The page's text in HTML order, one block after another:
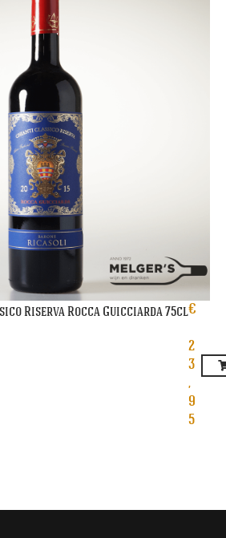
Riserva Rocca Guicciarda 75cl€
2
3
,
9
5